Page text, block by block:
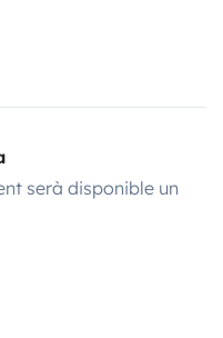
serà disponible un